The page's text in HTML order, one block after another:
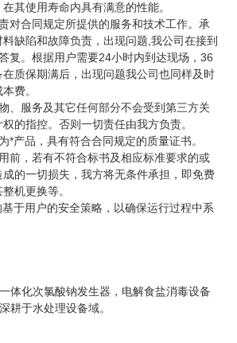
其使用寿命内具有满意的性能。
合同规定所提供的服务和技术工作。承
缺陷和故障负责，出现问题,我公司在接到
复。根据用户需要24小时内到达现场，36
质保期满后，出现问题我公司也同样及时
费。
服务及其它任何部分不会受到第三方关
的指控。否则一切责任由我方负责。
品，具有符合合同规定的质量证书。
，若有不符合标书及相应标准要求的或
的一切损失，我方将无条件承担，即免费
机更换等。
用户的安全策略，以确保运行过程中系
体化次氯酸钠发生器，电解食盐消毒设备
耕于水处理设备域。